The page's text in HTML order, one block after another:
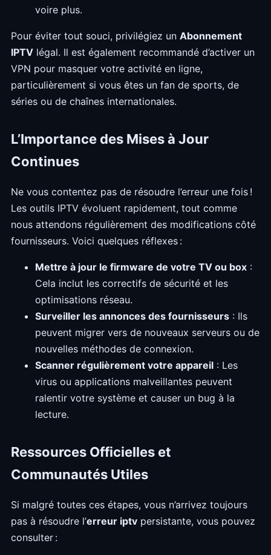
voire plus.
Pour éviter tout souci, privilégiez un Abonnement
IPTV légal. Il est également recommandé d’activer un
VPN pour masquer votre activité en ligne,
particulièrement si vous êtes un fan de sports, de
séries ou de chaînes internationales.
L’Importance des Mises à Jour
Continues
Ne vous contentez pas de résoudre l’erreur une fois !
Les outils IPTV évoluent rapidement, tout comme
nous attendons régulièrement des modifications côté
fournisseurs. Voici quelques réflexes :
Mettre à jour le firmware de votre TV ou box :
Cela inclut les correctifs de sécurité et les
optimisations réseau.
Surveiller les annonces des fournisseurs : Ils
peuvent migrer vers de nouveaux serveurs ou de
nouvelles méthodes de connexion.
Scanner régulièrement votre appareil : Les
virus ou applications malveillantes peuvent
ralentir votre système et causer un bug à la
lecture.
Ressources Officielles et
Communautés Utiles
Si malgré toutes ces étapes, vous n’arrivez toujours
pas à résoudre l’erreur iptv persistante, vous pouvez
consulter :